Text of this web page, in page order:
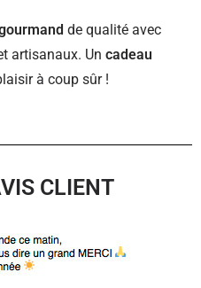
de qualité avec
artisanaux. Un cadeau
à coup sûr !
CLIENT